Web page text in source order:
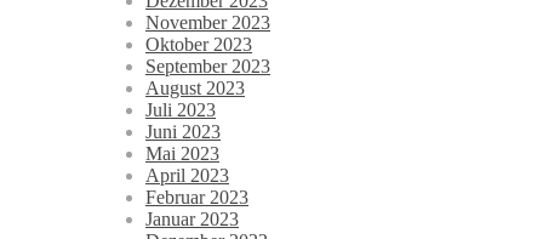
November 2023
Oktober 2023
September 2023
August 2023
Juli 2023
Juni 2023
Mai 2023
April 2023
Februar 2023
Januar 2023